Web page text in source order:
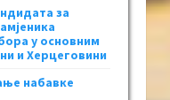
за
у основним
и Херцеговини
набавке